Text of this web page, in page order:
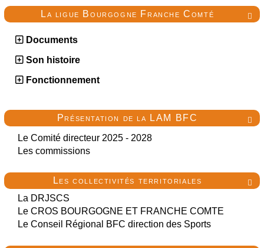

La ligue Bourgogne Franche Comté
Documents
Son histoire
Fonctionnement

Présentation de la LAM BFC
Le Comité directeur 2025 - 2028
Les commissions

Les collectivités territoriales
La DRJSCS
Le CROS BOURGOGNE ET FRANCHE COMTE
Le Conseil Régional BFC direction des Sports